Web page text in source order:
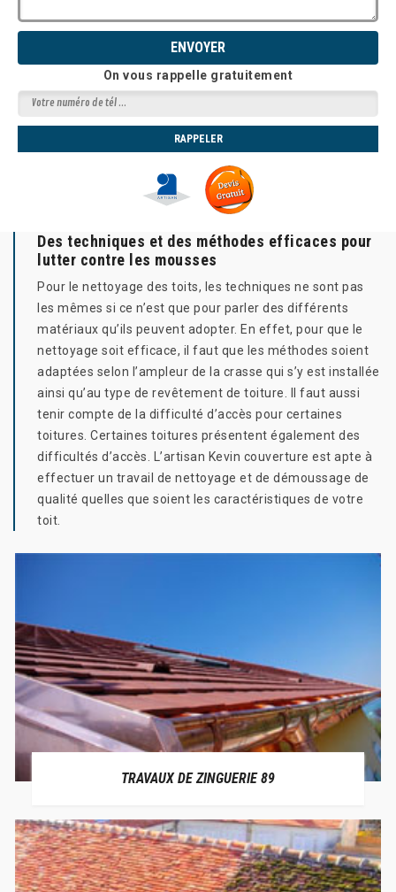
On vous rappelle gratuitement
Des techniques et des méthodes efficaces pour
lutter contre les mousses
Pour le nettoyage des toits, les techniques ne sont pas
les mêmes si ce n’est que pour parler des différents
matériaux qu’ils peuvent adopter. En effet, pour que le
nettoyage soit efficace, il faut que les méthodes soient
adaptées selon l’ampleur de la crasse qui s’y est installée
ainsi qu’au type de revêtement de toiture. Il faut aussi
tenir compte de la difficulté d’accès pour certaines
toitures. Certaines toitures présentent également des
difficultés d’accès. L’artisan Kevin couverture est apte à
effectuer un travail de nettoyage et de démoussage de
qualité quelles que soient les caractéristiques de votre
toit.
TRAVAUX DE ZINGUERIE 89